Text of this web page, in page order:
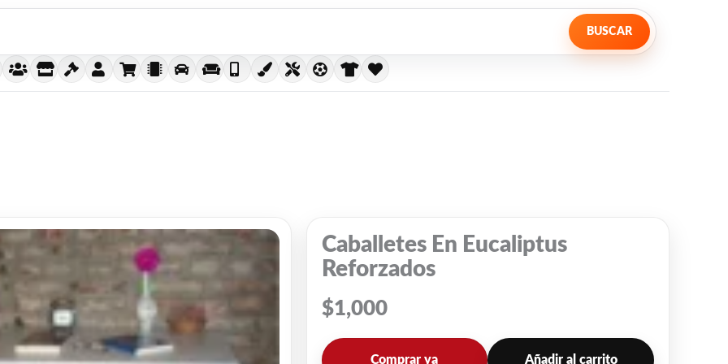
BUSCAR
Caballetes En Eucaliptus
Reforzados
$1,000
Comprar ya Añadir al carrito